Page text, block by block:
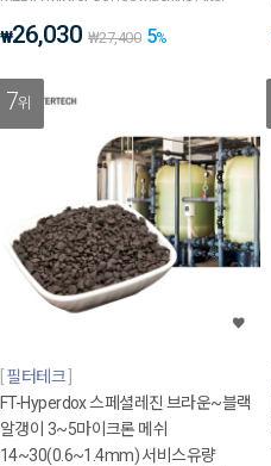
₩26,030 ₩27,400 5%
7위
필터테크
FT-Hyperdox 스페셜레진 브라운~블랙
알갱이 3~5마이크론 메쉬
14~30(0.6~1.4mm) 서비스유량